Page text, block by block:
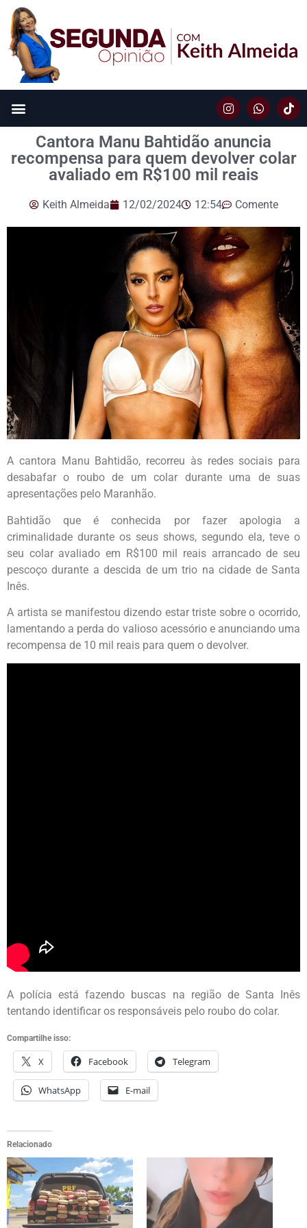
Cantora Manu Bahtidão anuncia
recompensa para quem devolver colar
avaliado em R$100 mil reais
Keith Almeida 12/02/2024 12:54 Comente
A cantora Manu Bahtidão, recorreu às redes sociais para
desabafar o roubo de um colar durante uma de suas
apresentações pelo Maranhão.
Bahtidão que é conhecida por fazer apologia a
criminalidade durante os seus shows, segundo ela, teve o
seu colar avaliado em R$100 mil reais arrancado de seu
pescoço durante a descida de um trio na cidade de Santa
Inês.
A artista se manifestou dizendo estar triste sobre o ocorrido,
lamentando a perda do valioso acessório e anunciando uma
recompensa de 10 mil reais para quem o devolver.
A polícia está fazendo buscas na região de Santa Inês
tentando identificar os responsáveis pelo roubo do colar.
Compartilhe isso:
X Facebook Telegram
WhatsApp E-mail
Relacionado